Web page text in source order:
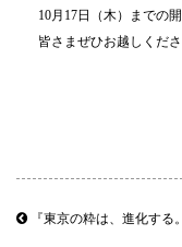
10月17日（木）までの
皆さまぜひお越しくださ
『東京の粋は、進化する